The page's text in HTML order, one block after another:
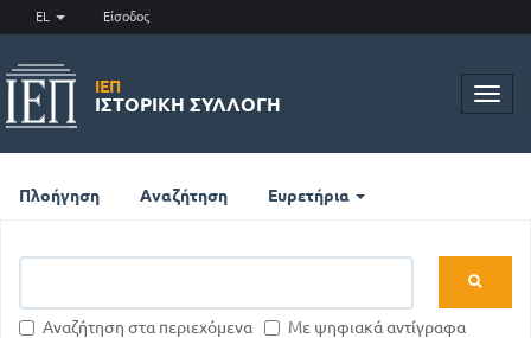
EL Είσοδος
ΙΕΠ
ΙΣΤΟΡΙΚΉ ΣΥΛΛΟΓΉ
Πλοήγηση Αναζήτηση Ευρετήρια
Αναζήτηση στα περιεχόμενα Με ψηφιακά αντίγραφα